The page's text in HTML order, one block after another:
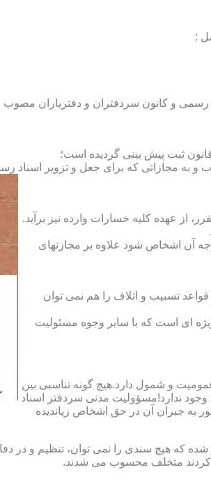
به مجازاتی که برای جعل و تزویر
از عهده کلیه خسارات وارده نیز برآید.
آن اشخاص شود علاوه بر مجازتهای
تسبیب و اتلاف را هم نمی توان
ای است که با سایر وجوه مسئولیت
و شمول دارد.هیچ گونه تناسبی بین
ندارد!مسؤولیت مدنی سردفتر اسناد
به جبران آن در حق اشخاص زیاندیده
موجود برای تنظیم اسناد رسمی مطابق ماده ۱۶ آیین نامه دفاتر اسناد رسمی مصوب ۱۳۱۷
کردند متخلف محسوب می شدند.